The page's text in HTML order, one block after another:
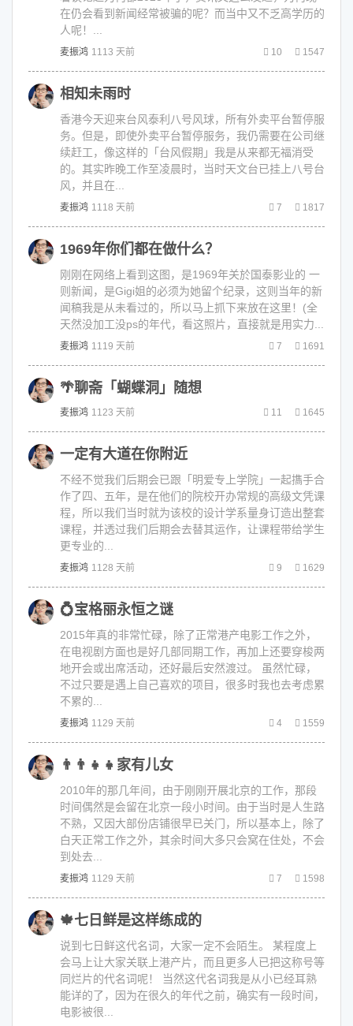
在仍会看到新闻经常被骗的呢？而当中又不乏高学历的
人呢！...
麦振鸿 1113 天前 10 1547
相知未雨时
香港今天迎来台风泰利八号风球，所有外卖平台暂停服
务。但是，即使外卖平台暂停服务，我仍需要在公司继
续赶工，像这样的「台风假期」我是从来都无福消受
的。其实昨晚工作至凌晨时，当时天文台已挂上八号台
风，并且在...
麦振鸿 1118 天前 7 1817
1969年你们都在做什么？
刚刚在网络上看到这图，是1969年关於国泰影业的 一
则新闻，是Gigi姐的必须为她留个纪录，这则当年的新
闻稿我是从未看过的，所以马上抓下来放在这里！(全
天然没加工没ps的年代，看这照片，直接就是用实力...
麦振鸿 1119 天前 7 1691
🌴聊斋「蝴蝶洞」随想
麦振鸿 1123 天前 11 1645
一定有大道在你附近
不经不觉我们后期会已跟「明爱专上学院」一起㩦手合
作了四、五年，是在他们的院校开办常规的高级文凭课
程，所以我们当时就为该校的设计学系量身订造出整套
课程，并透过我们后期会去替其运作，让课程带给学生
更专业的...
麦振鸿 1128 天前 9 1629
💍宝格丽永恒之谜
2015年真的非常忙碌，除了正常港产电影工作之外，
在电视剧方面也是好几部同期工作，再加上还要穿梭两
地开会或出席活动，还好最后安然渡过。 虽然忙碌，
不过只要是遇上自己喜欢的项目，很多时我也去考虑累
不累的...
麦振鸿 1129 天前 4 1559
👨‍👨‍👧‍👧家有儿女
2010年的那几年间，由于刚刚开展北京的工作，那段
时间偶然是会留在北京一段小时间。由于当时是人生路
不熟，又因大部份店铺很早已关门，所以基本上，除了
白天正常工作之外，其余时间大多只会窝在住处，不会
到处去...
麦振鸿 1129 天前 7 1598
🍁七日鲜是这样练成的
说到七日鲜这代名词，大家一定不会陌生。 某程度上
会马上让大家关联上港产片，而且更多人已把这称号等
同烂片的代名词呢！ 当然这代名词我是从小已经耳熟
能详的了，因为在很久的年代之前，确实有一段时间，
电影被很...